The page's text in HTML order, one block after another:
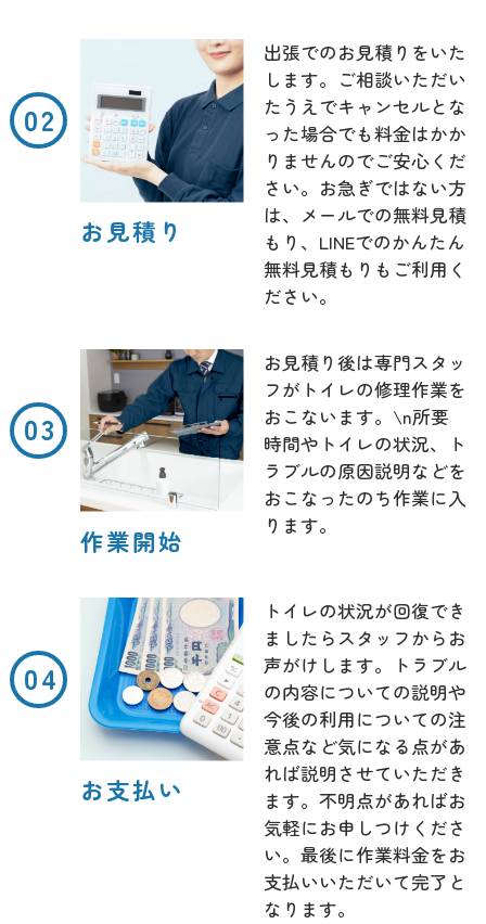
お見積り
出張でのお見積りをいた
します。ご相談いただい
たうえでキャンセルとな
った場合でも料金はかか
りませんのでご安心くだ
さい。お急ぎではない方
は、メールでの無料見積
もり、LINEでのかんたん
無料見積もりもご利用く
ださい。
作業開始
お見積り後は専門スタッ
フがトイレの修理作業を
おこないます。\n所要
時間やトイレの状況、ト
ラブルの原因説明などを
おこなったのち作業に入
ります。
お支払い
トイレの状況が回復でき
ましたらスタッフからお
声がけします。トラブル
の内容についての説明や
今後の利用についての注
意点など気になる点があ
れば説明させていただき
ます。不明点があればお
気軽にお申しつけくださ
い。最後に作業料金をお
支払いいただいて完了と
なります。